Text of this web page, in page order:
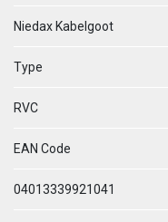
Niedax Kabelgoot
Type
RVC
EAN Code
04013339921041